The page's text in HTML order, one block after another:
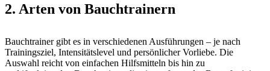
2. Arten von Bauchtrainern
Bauchtrainer gibt es in verschiedenen Ausführungen – je nach
Trainingsziel, Intensitätslevel und persönlicher Vorliebe. Die
Auswahl reicht von einfachen Hilfsmitteln bis hin zu